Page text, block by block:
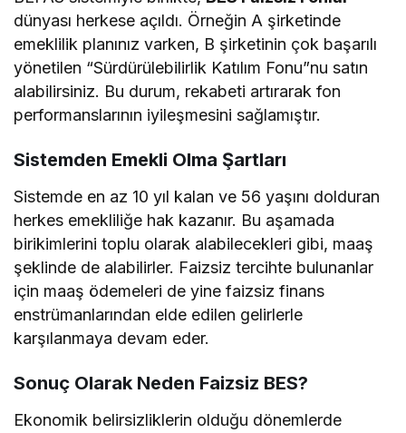
dünyası herkese açıldı. Örneğin A şirketinde
emeklilik planınız varken, B şirketinin çok başarılı
yönetilen “Sürdürülebilirlik Katılım Fonu”nu satın
alabilirsiniz. Bu durum, rekabeti artırarak fon
performanslarının iyileşmesini sağlamıştır.
Sistemden Emekli Olma Şartları
Sistemde en az 10 yıl kalan ve 56 yaşını dolduran
herkes emekliliğe hak kazanır. Bu aşamada
birikimlerini toplu olarak alabilecekleri gibi, maaş
şeklinde de alabilirler. Faizsiz tercihte bulunanlar
için maaş ödemeleri de yine faizsiz finans
enstrümanlarından elde edilen gelirlerle
karşılanmaya devam eder.
Sonuç Olarak Neden Faizsiz BES?
Ekonomik belirsizliklerin olduğu dönemlerde